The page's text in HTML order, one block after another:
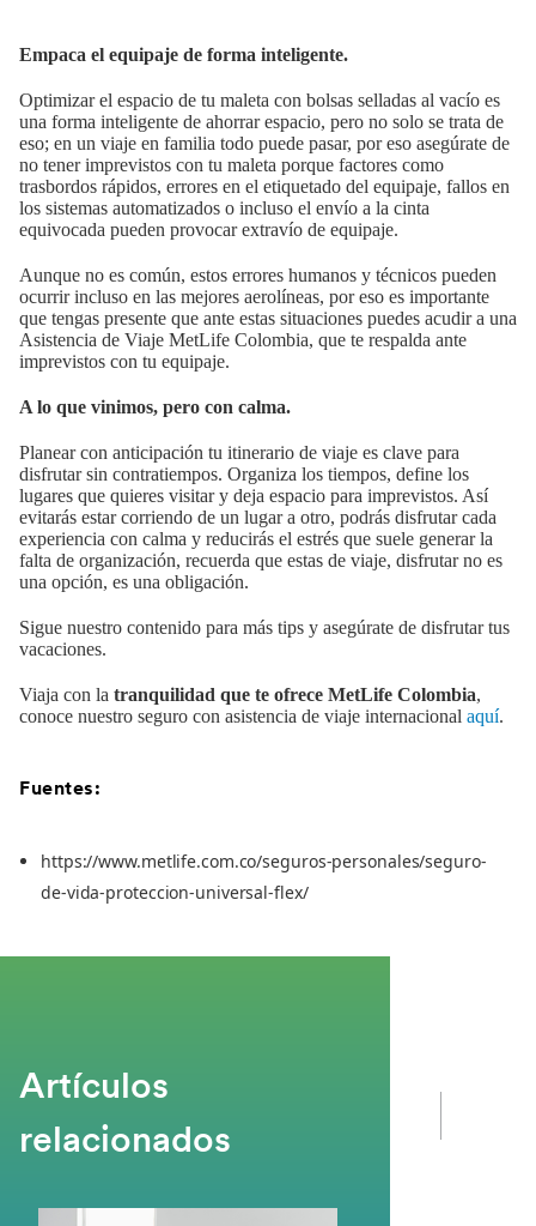
Empaca el equipaje de forma inteligente.
Optimizar el espacio de tu maleta con bolsas selladas al vacío es
una forma inteligente de ahorrar espacio, pero no solo se trata de
eso; en un viaje en familia todo puede pasar, por eso asegúrate de
no tener imprevistos con tu maleta porque factores como
trasbordos rápidos, errores en el etiquetado del equipaje, fallos en
los sistemas automatizados o incluso el envío a la cinta
equivocada pueden provocar extravío de equipaje.
Aunque no es común, estos errores humanos y técnicos pueden
ocurrir incluso en las mejores aerolíneas, por eso es importante
que tengas presente que ante estas situaciones puedes acudir a una
Asistencia de Viaje MetLife Colombia, que te respalda ante
imprevistos con tu equipaje.
A lo que vinimos, pero con calma.
Planear con anticipación tu itinerario de viaje es clave para
disfrutar sin contratiempos. Organiza los tiempos, define los
lugares que quieres visitar y deja espacio para imprevistos. Así
evitarás estar corriendo de un lugar a otro, podrás disfrutar cada
experiencia con calma y reducirás el estrés que suele generar la
falta de organización, recuerda que estas de viaje, disfrutar no es
una opción, es una obligación.
Sigue nuestro contenido para más tips y asegúrate de disfrutar tus
vacaciones.
Viaja con la tranquilidad que te ofrece MetLife Colombia,
conoce nuestro seguro con asistencia de viaje internacional aquí.
Fuentes:
https://www.metlife.com.co/seguros-personales/seguro-
de-vida-proteccion-universal-flex/
Artículos
relacionados